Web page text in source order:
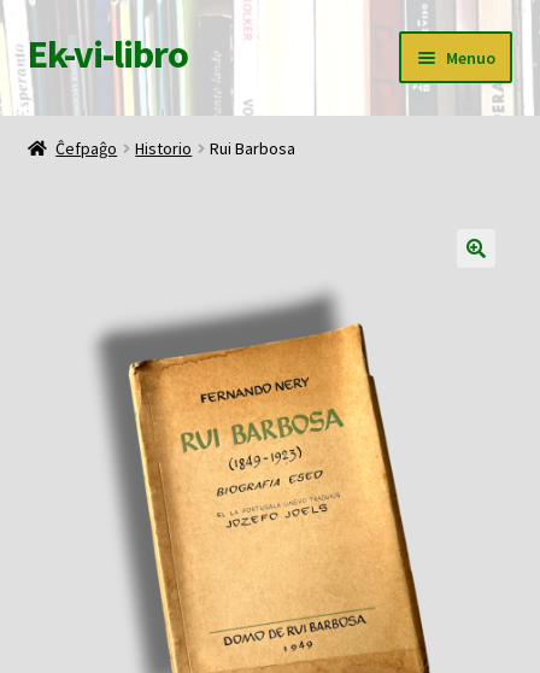
Pretersalti
al
navigado
Iri
rekte
al
la
enhavo
Ek-vi-libro Menuo
Ĉefpaĝo
Ĉefpaĝo Historio Rui Barbosa